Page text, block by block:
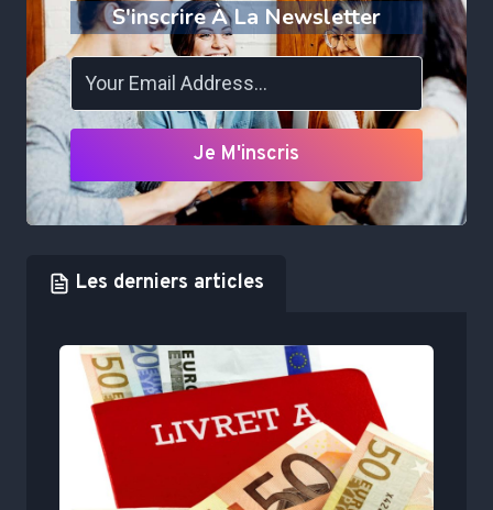
S'inscrire À La Newsletter
Je M'inscris
Les derniers articles